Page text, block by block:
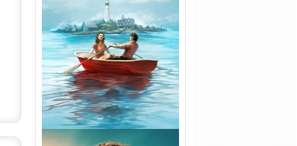
O Segredo de Widow’s Bay
1ª Temporada Torrent (2026)
WEB-DL 1080p Dual Áudio